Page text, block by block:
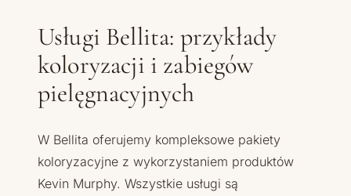
Usługi Bellita: przykłady
koloryzacji i zabiegów
pielęgnacyjnych
W Bellita oferujemy kompleksowe pakiety
koloryzacyjne z wykorzystaniem produktów
Kevin Murphy. Wszystkie usługi są